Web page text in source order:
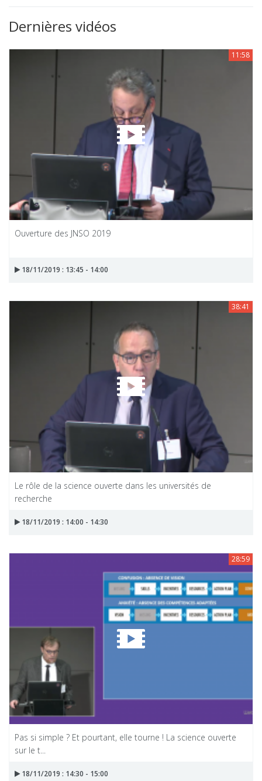
Dernières vidéos
11:58
Ouverture des JNSO 2019
18/11/2019 : 13:45 - 14:00
38:41
Le rôle de la science ouverte dans les universités de
recherche
18/11/2019 : 14:00 - 14:30
28:59
Pas si simple ? Et pourtant, elle tourne ! La science ouverte
sur le t...
18/11/2019 : 14:30 - 15:00